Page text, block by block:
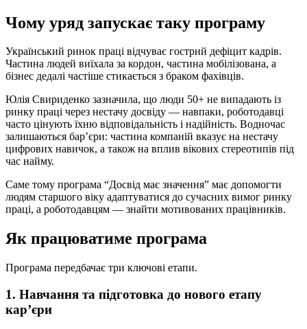
Чому уряд запускає таку програму
Український ринок праці відчуває гострий дефіцит кадрів.
Частина людей виїхала за кордон, частина мобілізована, а
бізнес дедалі частіше стикається з браком фахівців.
Юлія Свириденко зазначила, що люди 50+ не випадають із
ринку праці через нестачу досвіду — навпаки, роботодавці
часто цінують їхню відповідальність і надійність. Водночас
залишаються бар’єри: частина компаній вказує на нестачу
цифрових навичок, а також на вплив вікових стереотипів під
час найму.
Саме тому програма “Досвід має значення” має допомогти
людям старшого віку адаптуватися до сучасних вимог ринку
праці, а роботодавцям — знайти мотивованих працівників.
Як працюватиме програма
Програма передбачає три ключові етапи.
1. Навчання та підготовка до нового етапу
кар’єри